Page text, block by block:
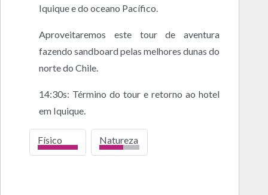
Iquique e do oceano Pacífico.
Aproveitaremos este tour de aventura
fazendo sandboard pelas melhores dunas do
norte do Chile.
14:30s: Término do tour e retorno ao hotel
em Iquique.
Físico
alto
Natureza